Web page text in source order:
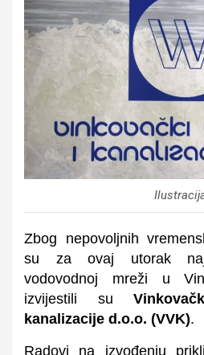
Zbog nepovoljnih
su za ovaj utorak
vodovodnoj mreži u
izvijestili su
kanalizacije d.o.o. (VVK).
Radovi na izvođenju